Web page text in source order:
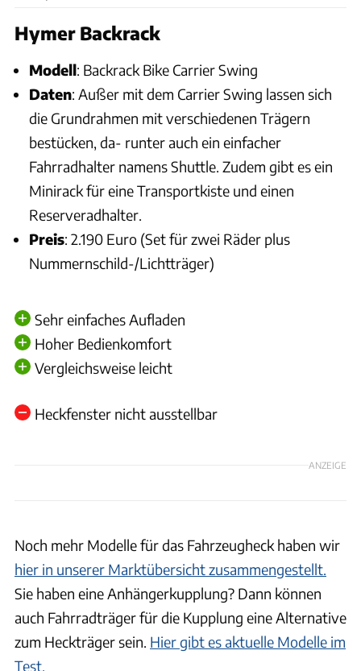
Hymer Backrack
Modell: Backrack Bike Carrier Swing
Daten: Außer mit dem Carrier Swing lassen sich
die Grundrahmen mit verschiedenen Trägern
bestücken, da- runter auch ein einfacher
Fahrradhalter namens Shuttle. Zudem gibt es ein
Minirack für eine Transportkiste und einen
Reserveradhalter.
Preis: 2.190 Euro (Set für zwei Räder plus
Nummernschild-/Lichtträger)
Sehr einfaches Aufladen
Hoher Bedienkomfort
Vergleichsweise leicht
Heckfenster nicht ausstellbar
ANZEIGE
Noch mehr Modelle für das Fahrzeugheck haben wir
hier in unserer Marktübersicht zusammengestellt.
Sie haben eine Anhängerkupplung? Dann können
auch Fahrradträger für die Kupplung eine Alternative
zum Heckträger sein. Hier gibt es aktuelle Modelle im
Test.